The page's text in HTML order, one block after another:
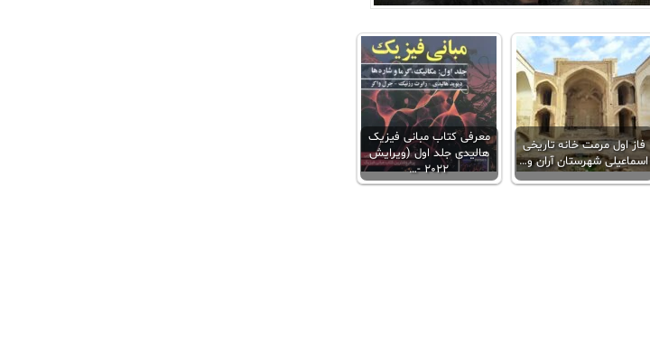
فاز اول مرمت خانه تاریخی
اسماعیلی شهرستان آران و…
معرفی کتاب مبانی فیزیک
هالیدی جلد اول (ویرایش
2022 -…